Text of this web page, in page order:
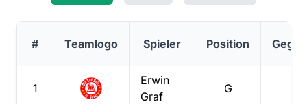
# Teamlogo Spieler Position
1
Erwin
Graf
G